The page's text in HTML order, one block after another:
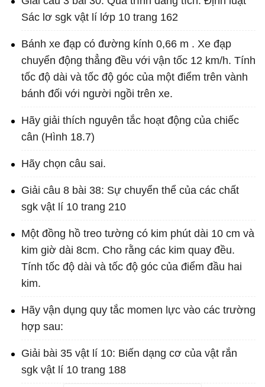
Sác lơ sgk vật lí lớp 10 trang 162
Bánh xe đạp có đường kính 0,66 m . Xe đạp
chuyển động thẳng đều với vận tốc 12 km/h. Tính
tốc độ dài và tốc độ góc của một điểm trên vành
bánh đối với người ngồi trên xe.
Hãy giải thích nguyên tắc hoạt động của chiếc
cân (Hình 18.7)
Hãy chọn câu sai.
Giải câu 8 bài 38: Sự chuyển thể của các chất
sgk vật lí 10 trang 210
Một đồng hồ treo tường có kim phút dài 10 cm và
kim giờ dài 8cm. Cho rằng các kim quay đều.
Tính tốc độ dài và tốc độ góc của điểm đầu hai
kim.
Hãy vận dụng quy tắc momen lực vào các trường
hợp sau:
Giải bài 35 vật lí 10: Biến dạng cơ của vật rắn
sgk vật lí 10 trang 188